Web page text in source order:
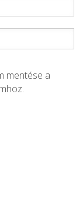
mentése a